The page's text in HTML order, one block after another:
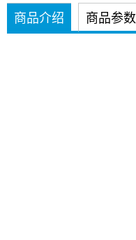
商品介绍 商品参数